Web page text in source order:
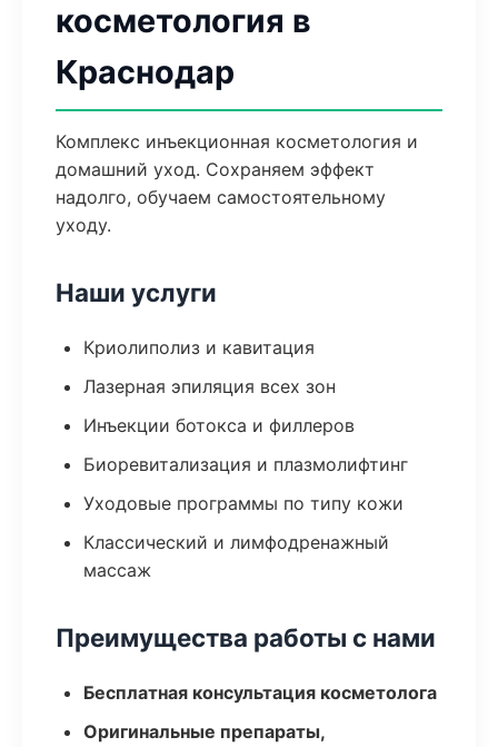
косметология в
Краснодар
Комплекс инъекционная косметология и
домашний уход. Сохраняем эффект
надолго, обучаем самостоятельному
уходу.
Наши услуги
Криолиполиз и кавитация
Лазерная эпиляция всех зон
Инъекции ботокса и филлеров
Биоревитализация и плазмолифтинг
Уходовые программы по типу кожи
Классический и лимфодренажный
массаж
Преимущества работы с нами
Бесплатная консультация косметолога
Оригинальные препараты,